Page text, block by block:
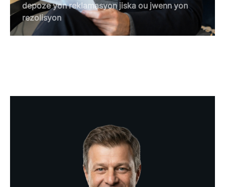
depoze yon reklamasyon jiska ou jwenn yon
rezolisyon